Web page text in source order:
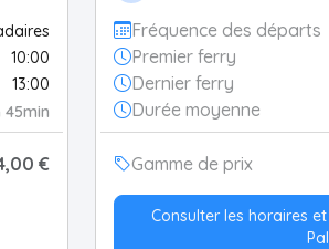
10:00
13:00
45min
€
Fréquence des départs
Premier ferry
Dernier ferry
Durée moyenne
Gamme de prix
Consulter les horaires